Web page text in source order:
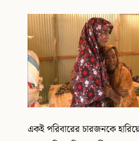
একই পরিবারের চারজনকে